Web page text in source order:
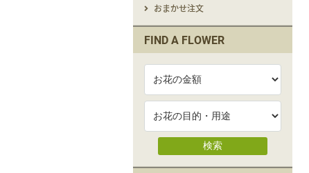
おまかせ注文
FIND A FLOWER
検索